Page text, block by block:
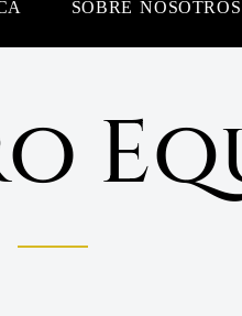
SOBRE NOSOTROS